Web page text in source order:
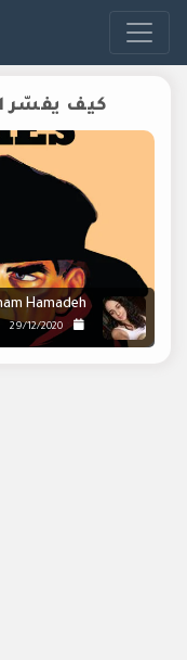
كيف يفسّر
Hamadeh
29/12/2020